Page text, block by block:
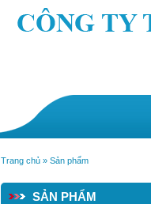
Trang chủ » Sản phẩm
SẢN PHẨM